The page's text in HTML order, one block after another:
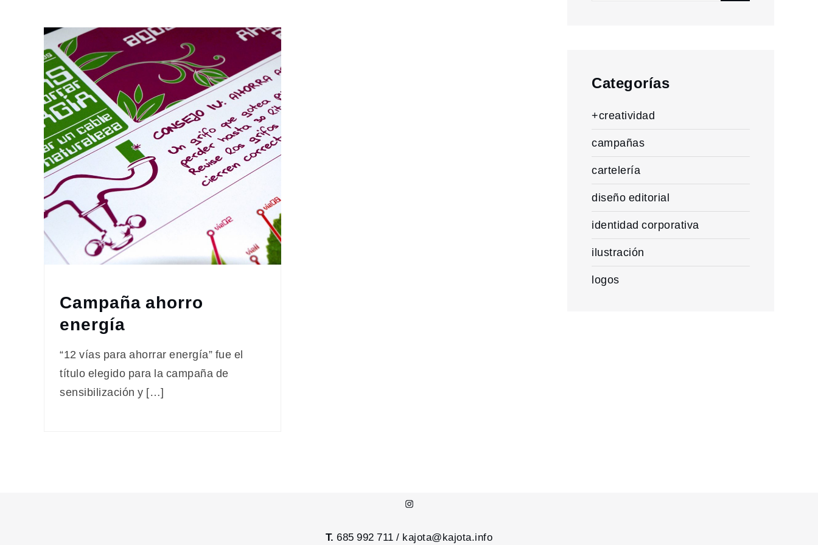
Campaña ahorro
energía
“12 vías para ahorrar energía” fue el
título elegido para la campaña de
sensibilización y […]
Categorías
+creatividad
campañas
cartelería
diseño editorial
identidad corporativa
ilustración
logos
Instagram
T. 685 992 711 / kajota@kajota.info